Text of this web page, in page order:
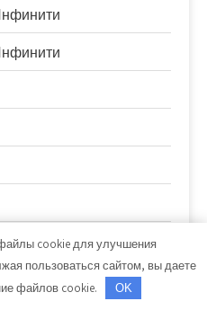
комплекс
cookie для улучшения
пользоваться сайтом, вы даете
файлов cookie.
OK